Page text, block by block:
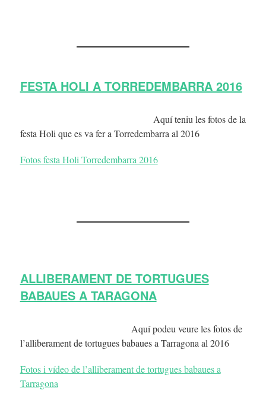
FESTA HOLI A TORREDEMBARRA 2016
Aquí teniu les fotos de la
festa Holi que es va fer a Torredembarra al 2016
Fotos festa Holi Torredembarra 2016
ALLIBERAMENT DE TORTUGUES
BABAUES A TARAGONA
Aquí podeu veure les fotos de
l’alliberament de tortugues babaues a Tarragona al 2016
Fotos i vídeo de l’alliberament de tortugues babaues a
Tarragona